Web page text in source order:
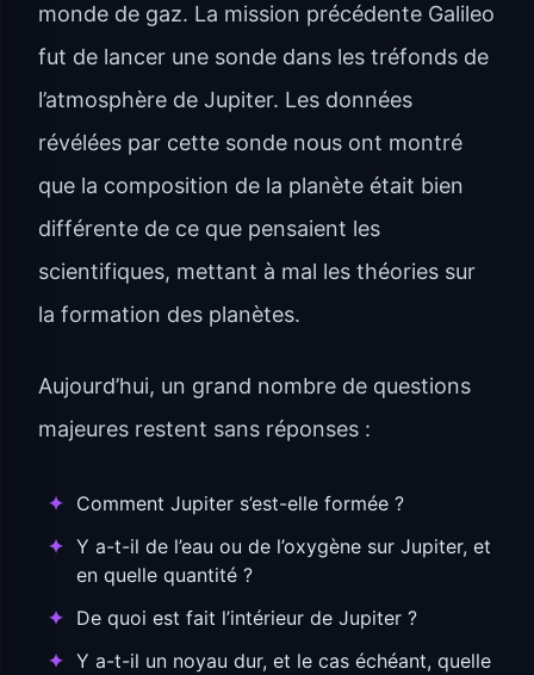
monde de gaz. La mission précédente Galileo
fut de lancer une sonde dans les tréfonds de
l’atmosphère de Jupiter. Les données
révélées par cette sonde nous ont montré
que la composition de la planète était bien
différente de ce que pensaient les
scientifiques, mettant à mal les théories sur
la formation des planètes.
Aujourd’hui, un grand nombre de questions
majeures restent sans réponses :
Comment Jupiter s’est-elle formée ?
Y a-t-il de l’eau ou de l’oxygène sur Jupiter, et
en quelle quantité ?
De quoi est fait l’intérieur de Jupiter ?
Y a-t-il un noyau dur, et le cas échéant, quelle